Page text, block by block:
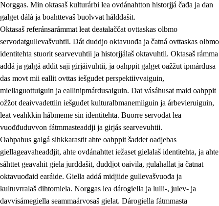
1.4 Hutkanillu, beroštupmi ja suokkardanhuovva
1.5 Luondduákten ja birasdiđolašvuohta
1.6 Demokratiija ja mielváikkuheapmi
Norggas. Min oktasaš kulturárbi lea ovdánahtton historjjá čađa ja dan
galget dálá ja boahttevaš buolvvat hálddašit.
Oktasaš referánsarámmat leat deaŧalaččat ovttaskas olbmo
servodatgullevašvuhtii. Dát duddjo oktavuođa ja čatná ovttaskas olbmo
identitehta stuorit searvevuhtii ja historjjálaš oktavuhtii. Oktasaš rámma
addá ja galgá addit saji girjáivuhtii, ja oahppit galget oažžut ipmárdusa
das movt mii eallit ovttas iešguđet perspektiivvaiguin,
miellaguottuiguin ja eallinipmárdusaiguin. Dat vásáhusat maid oahppit
ožžot deaivvadettiin iešguđet kulturalbmanemiiguin ja árbevieruiguin,
leat veahkkin hábmeme sin identitehta. Buorre servodat lea
vuođđuduvvon fátmmasteaddji ja girjás searvevuhtii.
Oahpahus galgá sihkkarastit ahte oahppit šaddet oadjebas
giellageavaheaddjit, ahte ovdánahttet iežaset gielalaš identitehta, ja ahte
sáhttet geavahit giela jurddašit, duddjot oaivila, gulahallat ja čatnat
oktavuođaid earáide. Giella addá midjiide gullevašvuođa ja
kultuvrralaš dihtomiela. Norggas lea dárogiella ja lulli-, julev- ja
davvisámegiella seammaárvosaš gielat. Dárogiella fátmmasta